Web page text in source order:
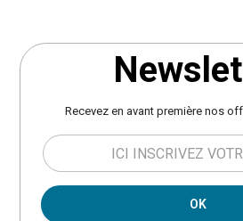
Recevez en avant première nos
OK